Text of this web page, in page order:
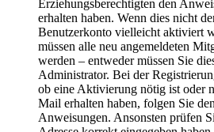
Erziehungsberechtigten den
erhalten haben. Wenn dies nicht
Benutzerkonto vielleicht aktiviert
müssen alle neu angemeldeten
werden – entweder müssen Sie
Administrator. Bei der
ob eine Aktivierung nötig ist oder
Mail erhalten haben, folgen Sie
Anweisungen. Ansonsten prüfen